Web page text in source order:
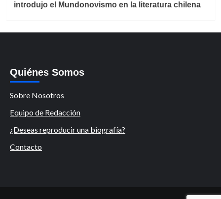
introdujo el Mundonovismo en la literatura chilena
Quiénes Somos
Sobre Nosotros
Equipo de Redacción
¿Deseas reproducir una biografía?
Contacto